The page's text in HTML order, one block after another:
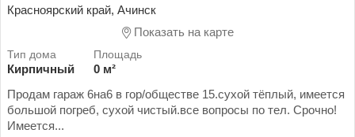
Красноярский край, Ачинск
Показать на карте
Кирпичный
0 м²
Продам гараж 6на6 в гор/обществе 15.сухой тёплый, имеется
большой погреб, сухой чистый.все вопросы по тел. Срочно!
Имеется...